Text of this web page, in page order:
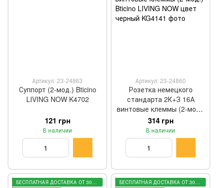
Артикул: 23-24863
Суппорт (2-мод.) Bticino
LIVING NOW K4702
121 грн
В наличии
Артикул: 23-24860
Розетка немецкого
стандарта 2К+З 16А
винтовые клеммы (2-мод.)
Bticino LIVING NOW цвет
черный KG4141
314 грн
В наличии
БЕСПЛАТНАЯ ДОСТАВКА ОТ 3000 ГРН
БЕСПЛАТНАЯ ДОСТАВКА ОТ 3000 ГРН